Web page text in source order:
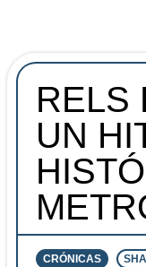
RELS
UN
CRÓNICAS